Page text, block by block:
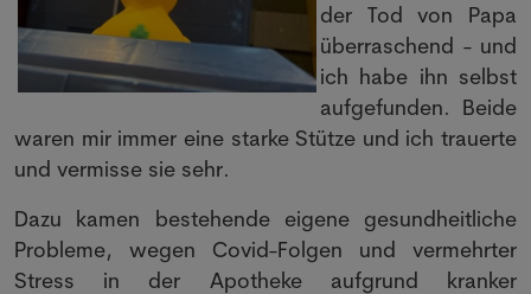
der Tod von Papa
überraschend - und
ich habe ihn selbst
aufgefunden. Beide
waren mir immer eine starke Stütze und ich trauerte
und vermisse sie sehr.
Dazu kamen bestehende eigene gesundheitliche
Probleme, wegen Covid-Folgen und vermehrter
Stress in der Apotheke aufgrund kranker